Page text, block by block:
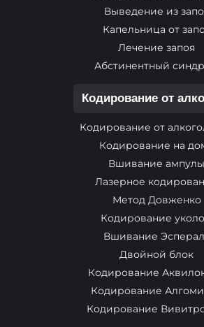
Выведение из
Капельница от
Лечение запоя
Абстинентный
Кодирование от
Кодирование от
Кодирование на
Вшивание ампулы
Лазерное
Метод Довженко
Кодирование
Вшивание
Двойной блок
Кодирование
Кодирование
Кодирование